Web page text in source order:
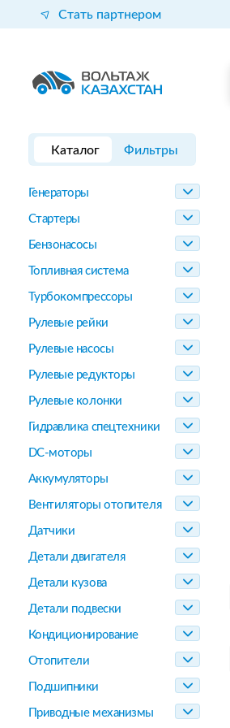
Стать партнером
Каталог Фильтры
Генераторы
Стартеры
Бензонасосы
Топливная система
Турбокомпрессоры
Рулевые рейки
Рулевые насосы
Рулевые редукторы
Рулевые колонки
Гидравлика спецтехники
DC-моторы
Аккумуляторы
Вентиляторы отопителя
Датчики
Детали двигателя
Детали кузова
Детали подвески
Кондиционирование
Отопители
Подшипники
Приводные механизмы